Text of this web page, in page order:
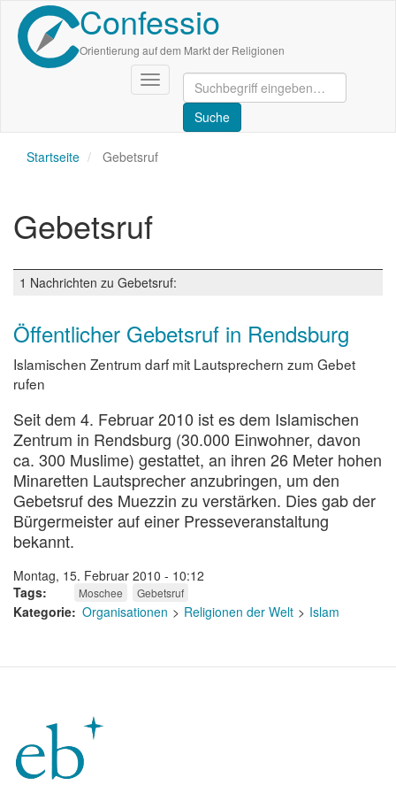
Direkt
zum
Inhalt
Confessio
Orientierung auf dem Markt der Religionen
Navigation
aktivieren/deaktivieren
Startseite Gebetsruf
Gebetsruf
1 Nachrichten zu Gebetsruf:
Öffentlicher Gebetsruf in Rendsburg
Islamischen Zentrum darf mit Lautsprechern zum Gebet
rufen
Seit dem 4. Februar 2010 ist es dem Islamischen
Zentrum in Rendsburg (30.000 Einwohner, davon
ca. 300 Muslime) gestattet, an ihren 26 Meter hohen
Minaretten Lautsprecher anzubringen, um den
Gebetsruf des Muezzin zu verstärken. Dies gab der
Bürgermeister auf einer Presseveranstaltung
bekannt.
Montag, 15. Februar 2010 - 10:12
Tags
Moschee Gebetsruf
Kategorie Organisationen Religionen der Welt Islam